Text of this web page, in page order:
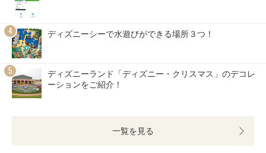
ディズニーシーで水遊びができる場所３つ！
ディズニーランド「ディズニー・クリスマス」のデコレ
ーションをご紹介！
一覧を見る